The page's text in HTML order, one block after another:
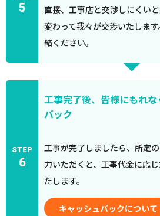
5
直接、工事店と交渉しにくい
変わって我々が交渉いたしま
絡ください。
STEP
6
工事完了後、皆様にもれな
バック
工事が完了しましたら、所定
力いただくと、工事代金に応
たします。
キャッシュバックについて